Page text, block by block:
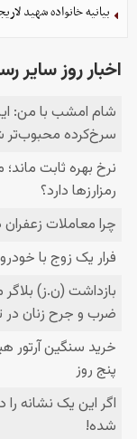
بیانیه خانواده شهید